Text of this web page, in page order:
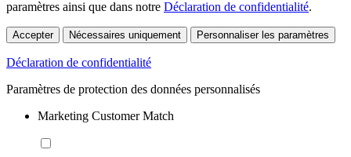
paramètres ainsi que dans notre Déclaration de confidentialité.
Accepter Nécessaires uniquement Personnaliser les paramètres
Déclaration de confidentialité
Paramètres de protection des données personnalisés
Marketing Customer Match